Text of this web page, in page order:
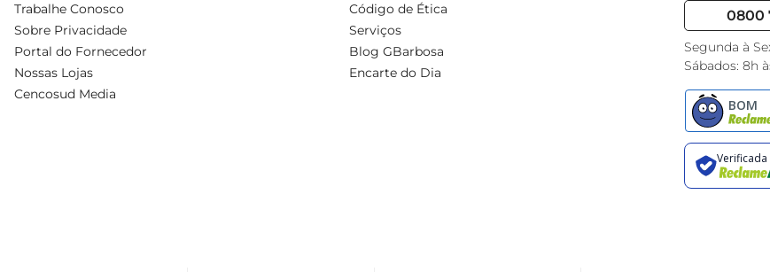
Trabalhe Conosco
Sobre Privacidade
Portal do Fornecedor
Nossas Lojas
Cencosud Media
Código de Ética
Serviços
Blog GBarbosa
Encarte do Dia
0800
Segunda à
Sábados: 8h